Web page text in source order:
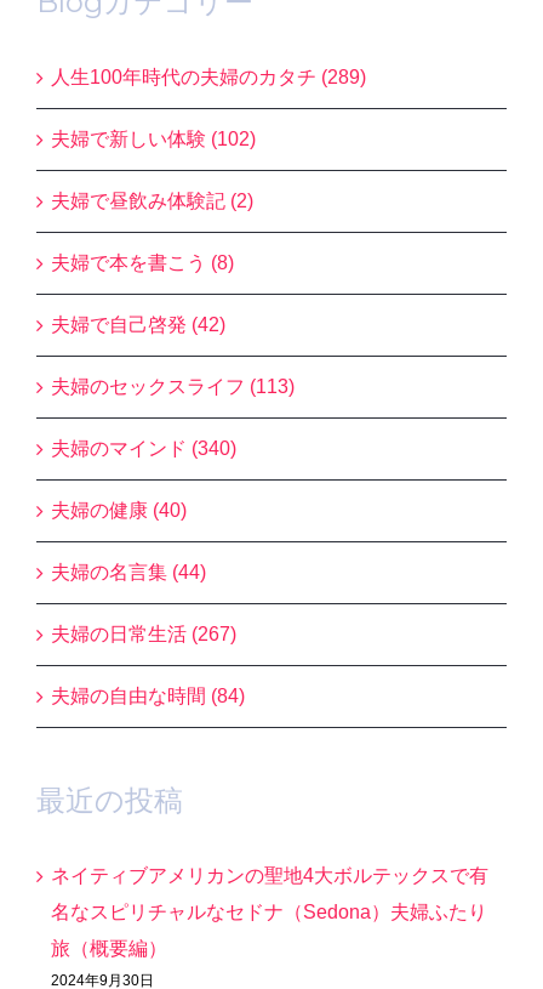
人生100年時代の夫婦のカタチ (289)
夫婦で新しい体験 (102)
夫婦で昼飲み体験記 (2)
夫婦で本を書こう (8)
夫婦で自己啓発 (42)
夫婦のセックスライフ (113)
夫婦のマインド (340)
夫婦の健康 (40)
夫婦の名言集 (44)
夫婦の日常生活 (267)
夫婦の自由な時間 (84)
最近の投稿
ネイティブアメリカンの聖地4大ボルテックスで有
名なスピリチャルなセドナ（Sedona）夫婦ふたり
旅（概要編）
2024年9月30日